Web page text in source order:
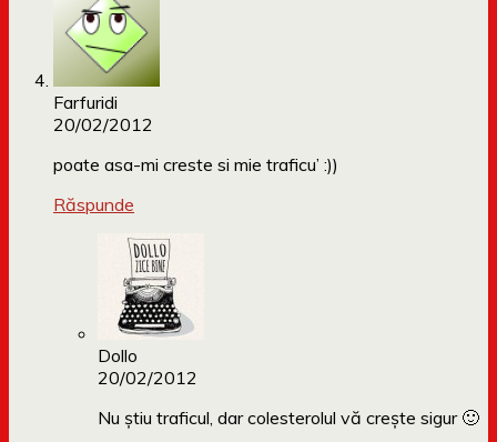
Farfuridi
20/02/2012
poate asa-mi creste si mie traficu’ :))
Răspunde
Dollo
20/02/2012
Nu știu traficul, dar colesterolul vă crește sigur 🙂